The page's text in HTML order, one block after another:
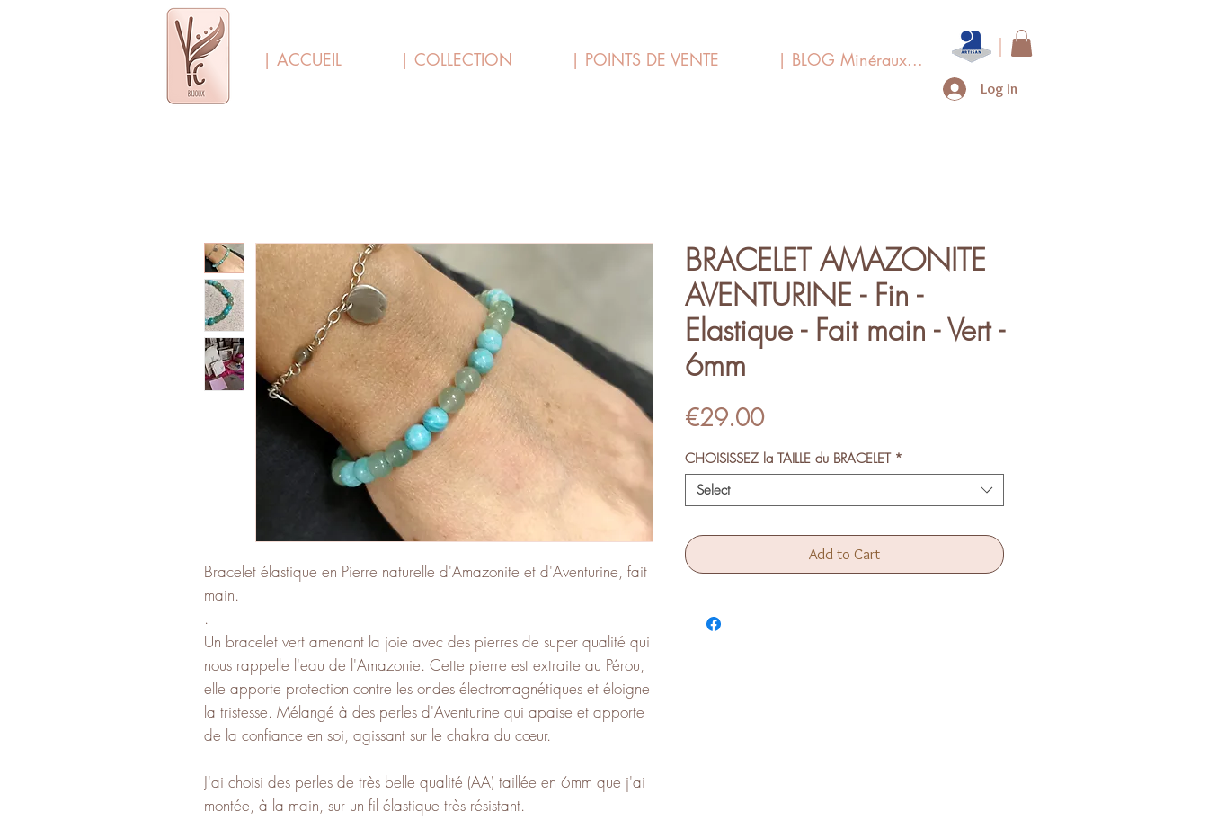
| ACCUEIL | COLLECTION | POINTS DE VENTE | BLOG Minéraux...
Log In
Bracelet élastique en Pierre naturelle d'Amazonite et d'Aventurine, fait
main.
.
Un bracelet vert amenant la joie avec des pierres de super qualité qui
nous rappelle l'eau de l'Amazonie. Cette pierre est extraite au Pérou,
elle apporte protection contre les ondes électromagnétiques et éloigne
la tristesse. Mélangé à des perles d'Aventurine qui apaise et apporte
de la confiance en soi, agissant sur le chakra du cœur.
J'ai choisi des perles de très belle qualité (AA) taillée en 6mm que j'ai
montée, à la main, sur un fil élastique très résistant.
BRACELET AMAZONITE
AVENTURINE - Fin -
Elastique - Fait main - Vert -
6mm
€29.00Price
CHOISISSEZ la TAILLE du BRACELET *
Select
Add to Cart